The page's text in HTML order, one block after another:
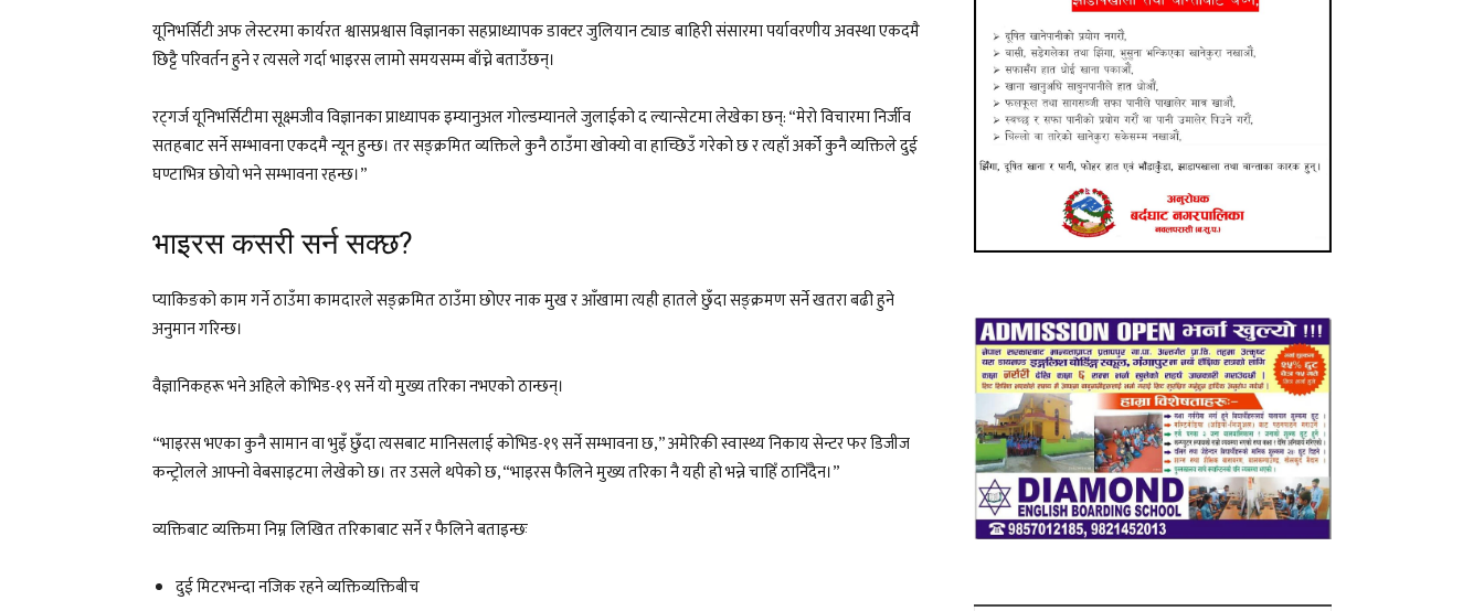
यूनिभर्सिटी अफ लेस्टरमा कार्यरत श्वासप्रश्वास विज्ञानका सहप्राध्यापक डाक्टर जुलियान ट्याङ बाहिरी संसारमा पर्यावरणीय अवस्था एकदमै
छिट्टै परिवर्तन हुने र त्यसले गर्दा भाइरस लामो समयसम्म बाँच्ने बताउँछन्।
रट्गर्ज यूनिभर्सिटीमा सूक्ष्मजीव विज्ञानका प्राध्यापक इम्यानुअल गोल्डम्यानले जुलाईको द ल्यान्सेटमा लेखेका छन्: “मेरो विचारमा निर्जीव
सतहबाट सर्ने सम्भावना एकदमै न्यून हुन्छ। तर सङ्क्रमित व्यक्तिले कुनै ठाउँमा खोक्यो वा हाच्छिउँ गरेको छ र त्यहाँ अर्को कुनै व्यक्तिले दुई
घण्टाभित्र छोयो भने सम्भावना रहन्छ।”
भाइरस कसरी सर्न सक्छ?
प्याकिङको काम गर्ने ठाउँमा कामदारले सङ्क्रमित ठाउँमा छोएर नाक मुख र आँखामा त्यही हातले छुँदा सङ्क्रमण सर्ने खतरा बढी हुने
अनुमान गरिन्छ।
वैज्ञानिकहरू भने अहिले कोभिड-१९ सर्ने यो मुख्य तरिका नभएको ठान्छन्।
“भाइरस भएका कुनै सामान वा भुइँ छुँदा त्यसबाट मानिसलाई कोभिड-१९ सर्ने सम्भावना छ,” अमेरिकी स्वास्थ्य निकाय सेन्टर फर डिजीज
कन्ट्रोलले आफ्नो वेबसाइटमा लेखेको छ। तर उसले थपेको छ, “भाइरस फैलिने मुख्य तरिका नै यही हो भन्ने चाहिँ ठानिँदैन।”
व्यक्तिबाट व्यक्तिमा निम्न लिखित तरिकाबाट सर्ने र फैलिने बताइन्छः
दुई मिटरभन्दा नजिक रहने व्यक्तिव्यक्तिबीच